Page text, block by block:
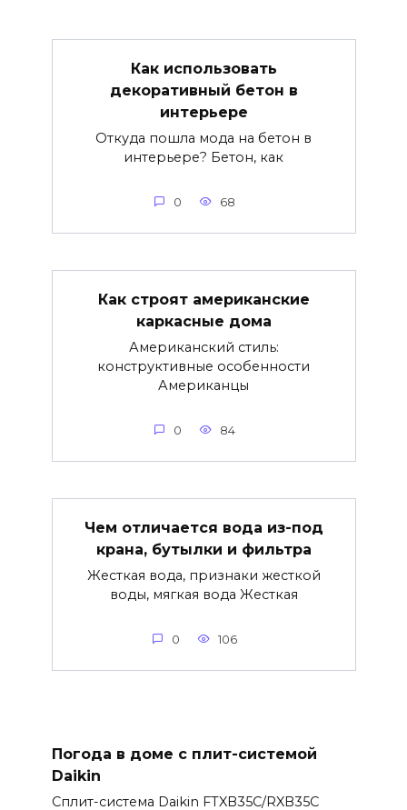
Как использовать
декоративный бетон в
интерьере
Откуда пошла мода на бетон в
интерьере? Бетон, как
0 68
Как строят американские
каркасные дома
Американский стиль:
конструктивные особенности
Американцы
0 84
Чем отличается вода из-под
крана, бутылки и фильтра
Жесткая вода, признаки жесткой
воды, мягкая вода Жесткая
0 106
Погода в доме с плит-системой
Daikin
Сплит-система Daikin FTXB35C/RXB35C